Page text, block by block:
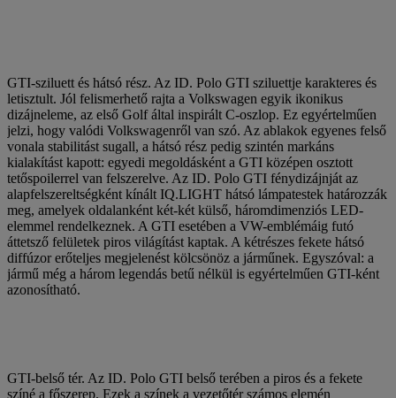
GTI-sziluett és hátsó rész. Az ID. Polo GTI sziluettje karakteres és
letisztult. Jól felismerhető rajta a Volkswagen egyik ikonikus
dizájneleme, az első Golf által inspirált C-oszlop. Ez egyértelműen
jelzi, hogy valódi Volkswagenről van szó. Az ablakok egyenes felső
vonala stabilitást sugall, a hátsó rész pedig szintén markáns
kialakítást kapott: egyedi megoldásként a GTI középen osztott
tetőspoilerrel van felszerelve. Az ID. Polo GTI fénydizájnját az
alapfelszereltségként kínált IQ.LIGHT hátsó lámpatestek határozzák
meg, amelyek oldalanként két-két külső, háromdimenziós LED-
elemmel rendelkeznek. A GTI esetében a VW-emblémáig futó
áttetsző felületek piros világítást kaptak. A kétrészes fekete hátsó
diffúzor erőteljes megjelenést kölcsönöz a járműnek. Egyszóval: a
jármű még a három legendás betű nélkül is egyértelműen GTI-ként
azonosítható.
GTI-belső tér. Az ID. Polo GTI belső terében a piros és a fekete
színé a főszerep. Ezek a színek a vezetőtér számos elemén